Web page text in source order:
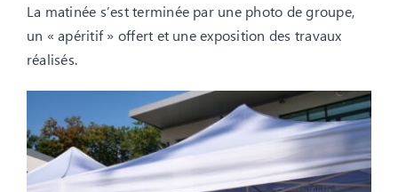
La matinée s’est terminée par une photo de groupe,
un « apéritif » offert et une exposition des travaux
réalisés.